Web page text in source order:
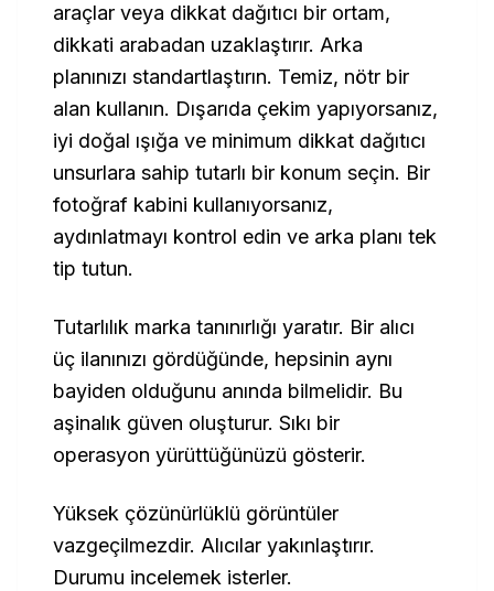
araçlar veya dikkat dağıtıcı bir ortam,
dikkati arabadan uzaklaştırır. Arka
planınızı standartlaştırın. Temiz, nötr bir
alan kullanın. Dışarıda çekim yapıyorsanız,
iyi doğal ışığa ve minimum dikkat dağıtıcı
unsurlara sahip tutarlı bir konum seçin. Bir
fotoğraf kabini kullanıyorsanız,
aydınlatmayı kontrol edin ve arka planı tek
tip tutun.
Tutarlılık marka tanınırlığı yaratır. Bir alıcı
üç ilanınızı gördüğünde, hepsinin aynı
bayiden olduğunu anında bilmelidir. Bu
aşinalık güven oluşturur. Sıkı bir
operasyon yürüttüğünüzü gösterir.
Yüksek çözünürlüklü görüntüler
vazgeçilmezdir. Alıcılar yakınlaştırır.
Durumu incelemek isterler.